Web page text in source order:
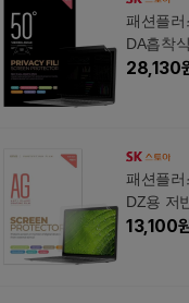
패션플러
DA흡착
28,130
패션플러
DZ용 저
13,100